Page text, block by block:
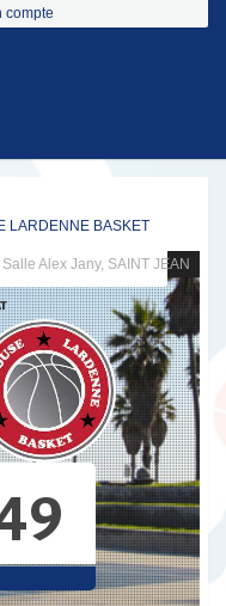
compte
LARDENNE BASKET
Salle Alex Jany, SAINT JEAN